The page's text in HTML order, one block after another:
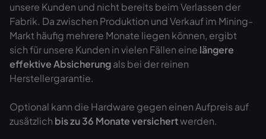
unsere Kunden und nicht bereits beim Verlassen der
Fabrik. Da zwischen Produktion und Verkauf im Mining-
Markt häufig mehrere Monate liegen können, ergibt
sich für unsere Kunden in vielen Fällen eine längere
effektive Absicherungals bei der reinen
Herstellergarantie.
Optional kann die Hardware gegen einen Aufpreis auf
zusätzlich bis zu 36 Monate versichertwerden.